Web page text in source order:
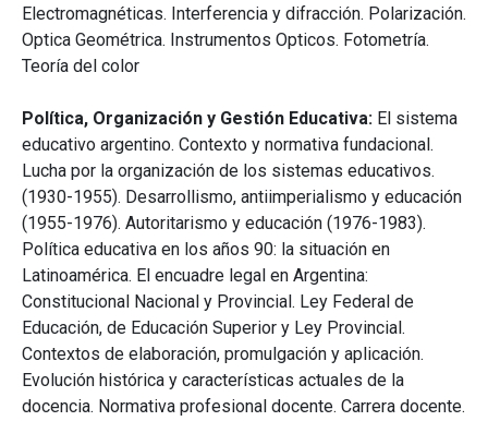
Electromagnéticas. Interferencia y difracción. Polarización.
Optica Geométrica. Instrumentos Opticos. Fotometría.
Teoría del color
Política, Organización y Gestión Educativa: El sistema
educativo argentino. Contexto y normativa fundacional.
Lucha por la organización de los sistemas educativos.
(1930-1955). Desarrollismo, antiimperialismo y educación
(1955-1976). Autoritarismo y educación (1976-1983).
Política educativa en los años 90: la situación en
Latinoamérica. El encuadre legal en Argentina:
Constitucional Nacional y Provincial. Ley Federal de
Educación, de Educación Superior y Ley Provincial.
Contextos de elaboración, promulgación y aplicación.
Evolución histórica y características actuales de la
docencia. Normativa profesional docente. Carrera docente.